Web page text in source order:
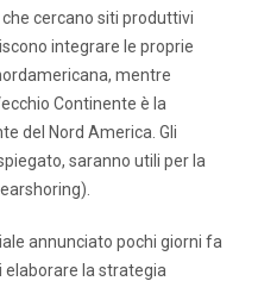
cercano siti produttivi
integrare le proprie
mentre
Continente è la
del Nord America. Gli
saranno utili per la
annunciato pochi giorni fa
elaborare la strategia